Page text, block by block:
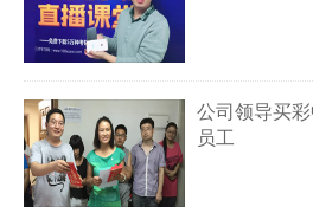
公司领导买
员工